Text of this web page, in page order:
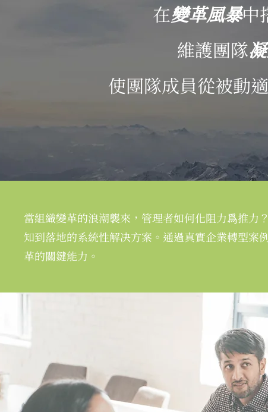
在變革風暴中
維護團隊
使團隊成員從被動
當組織變革的浪潮襲來，管理者如何化阻力爲推力
知到落地的系統性解决方案。通過真實企業轉型案
革的關鍵能力。